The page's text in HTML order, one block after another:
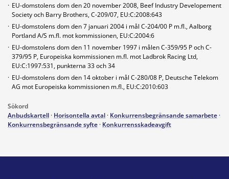
· EU-domstolens dom den 20 november 2008, Beef Industry Developement
Society och Barry Brothers, C-209/07, EU:C:2008:643
· EU-domstolens dom den 7 januari 2004 i mål C-204/00 P m.fl., Aalborg
Portland A/S m.fl. mot kommissionen, EU:C:2004:6
· EU-domstolens dom den 11 november 1997 i målen C-359/95 P och C-
379/95 P, Europeiska kommissionen m.fl. mot Ladbrok Racing Ltd,
EU:C:1997:531, punkterna 33 och 34
· EU-domstolens dom den 14 oktober i mål C-280/08 P, Deutsche Telekom
AG mot Europeiska kommissionen m.fl., EU:C:2010:603
Sökord
Anbudskartell · Horisontella avtal · Konkurrensbegränsande samarbete ·
Konkurrensbegränsande syfte · Konkurrensskadeavgift